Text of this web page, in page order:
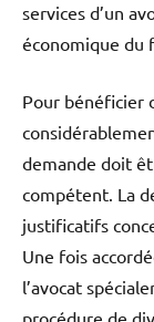
services d’un
économique du
Pour bénéficier
demande doit
compétent. La
justificatifs
Une fois
l’avocat